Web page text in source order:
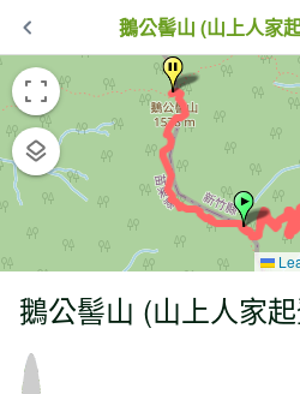
鵝公髻山 (山上人家
鵝公髻山 (山上人家